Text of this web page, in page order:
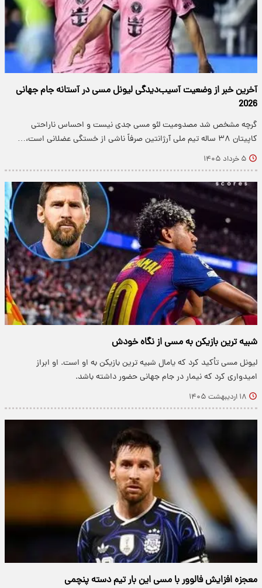
آخرین خبر از وضعیت آسیب‌دیدگی لیونل مسی در آستانه جام جهانی
2026
گرچه مشخص شد مصدومیت لئو مسی جدی نیست و احساس ناراحتی
کاپیتان ۳۸ ساله تیم ملی آرژانتین صرفاً ناشی از خستگی عضلانی است،…
۵ خرداد ۱۴۰۵
شبیه ترین بازیکن به مسی از نگاه خودش
لیونل مسی تأکید کرد که یامال شبیه ترین بازیکن به او است. او ابراز
امیدواری کرد که نیمار در جام جهانی حضور داشته باشد.
۱۸ اردیبهشت ۱۴۰۵
معجزه افزایش فالوور با مسی این بار تیم دسته پنچمی